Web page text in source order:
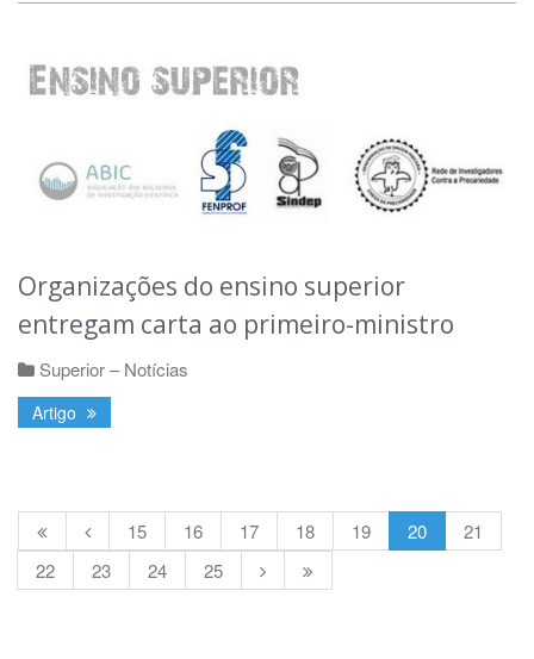
Organizações do ensino superior
entregam carta ao primeiro-ministro
Superior – Notícias
Artigo
15 16 17 18 19 20
21
22
23 24 25